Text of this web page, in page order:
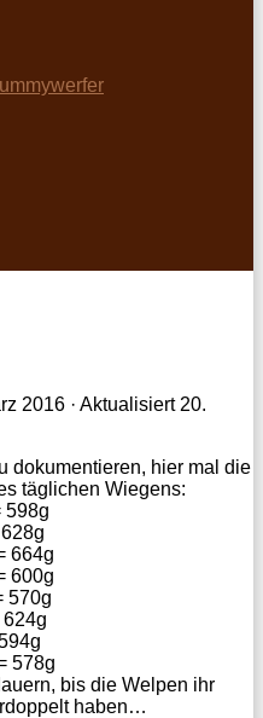
2016 · Aktualisiert 20.
dokumentieren, hier mal die
täglichen Wiegens:
598g
664g
600g
570g
624g
578g
bis die Welpen ihr
haben…